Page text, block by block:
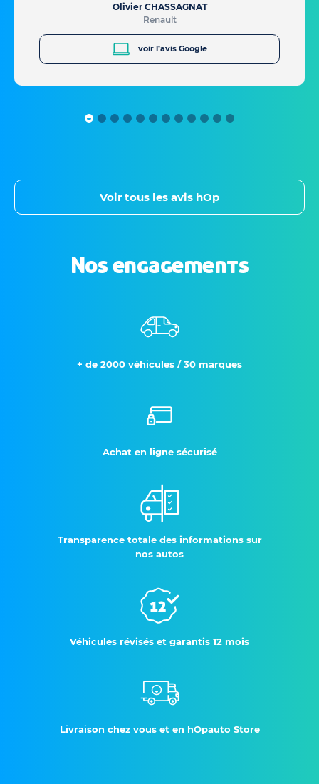
Olivier CHASSAGNAT
Renault
voir l’avis Google
Voir tous les avis hOp
Nos engagements
+ de 2000 véhicules / 30 marques
Achat en ligne sécurisé
Transparence totale des informations sur
nos autos
Véhicules révisés et garantis 12 mois
Livraison chez vous et en hOpauto Store